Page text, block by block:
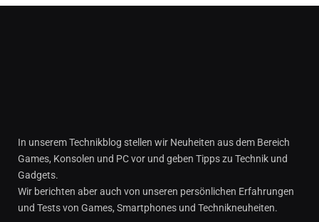
In unserem Technikblog stellen wir Neuheiten aus dem Bereich
Games, Konsolen und PC vor und geben Tipps zu Technik und
Gadgets.
Wir berichten aber auch von unseren persönlichen Erfahrungen
und Tests von Games, Smartphones und Technikneuheiten.